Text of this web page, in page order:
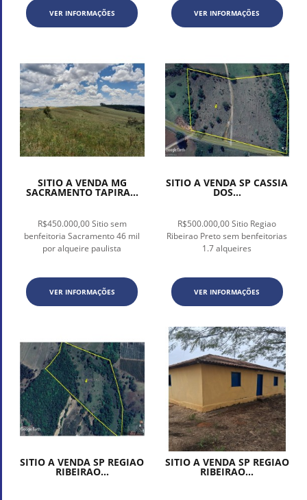
VER INFORMAÇÕES VER INFORMAÇÕES
SITIO A VENDA MG
SACRAMENTO TAPIRA...
R$450.000,00 Sitio sem
benfeitoria Sacramento 46 mil
por alqueire paulista
VER INFORMAÇÕES
SITIO A VENDA SP CASSIA
DOS...
R$500.000,00 Sitio Regiao
Ribeirao Preto sem benfeitorias
1.7 alqueires
VER INFORMAÇÕES
SITIO A VENDA SP REGIAO
RIBEIRAO...
SITIO A VENDA SP REGIAO
RIBEIRAO...